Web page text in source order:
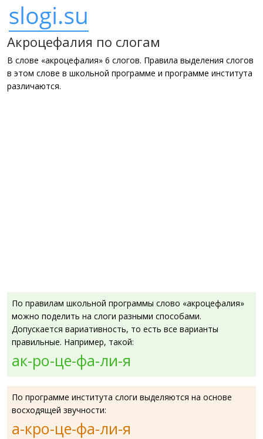
Акроцефалия по слогам
В слове «акроцефалия» 6 слогов. Правила выделения слогов
в этом слове в школьной программе и программе института
различаются.
По правилам школьной программы слово «акроцефалия»
можно поделить на слоги разными способами.
Допускается вариативность, то есть все варианты
правильные. Например, такой:
ак-ро-це-фа-ли-я
По программе института слоги выделяются на основе
восходящей звучности:
а-кро-це-фа-ли-я